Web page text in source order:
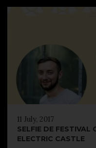
11 July, 2017
SELFIE DE FESTIVAL
ELECTRIC CASTLE